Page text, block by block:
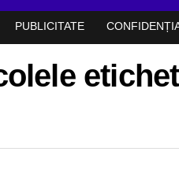
PUBLICITATE